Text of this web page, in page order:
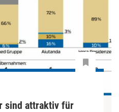
sind attraktiv für